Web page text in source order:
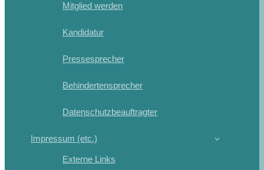
Mitglied werden
Kandidatur
Pressesprecher
Behindertensprecher
Datenschutzbeauftragter
Impressum (etc.)
Externe Links